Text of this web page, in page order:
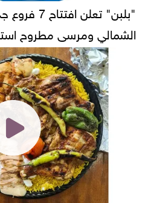
"بلبن" تعلن
الشمالي ومرسى مطروح